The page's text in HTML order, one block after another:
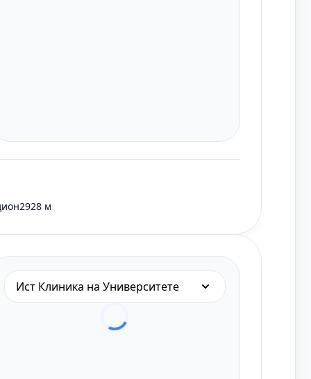
2928 м
Ист Клиника на Университете